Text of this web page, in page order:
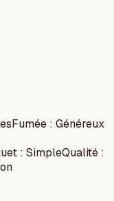
Fumée : Généreux
: SimpleQualité :